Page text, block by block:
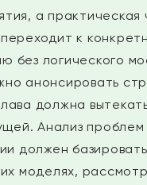
а практическая
к
без логического
анонсировать
должна
Анализ проблем
должен
моделях,